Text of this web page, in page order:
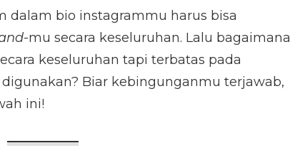
dalam bio instagrammu harus bisa
-mu secara keseluruhan. Lalu bagaimana
keseluruhan tapi terbatas pada
Biar kebingunganmu terjawab,
ini!